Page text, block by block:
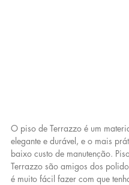
O piso de Terrazzo é um
elegante e durável, e o mais
baixo custo de manutenção.
Terrazzo são amigos dos
é muito fácil fazer com que